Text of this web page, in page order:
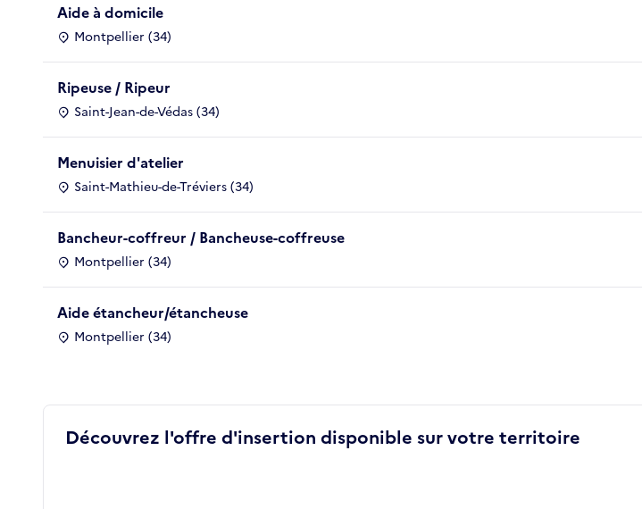
Aide à domicile
Montpellier (34)
Ripeuse / Ripeur
Saint-Jean-de-Védas (34)
Menuisier d'atelier
Saint-Mathieu-de-Tréviers (34)
Bancheur-coffreur / Bancheuse-coffreuse
Montpellier (34)
Aide étancheur/étancheuse
Montpellier (34)
Découvrez l'offre d'insertion disponible sur votre territoire